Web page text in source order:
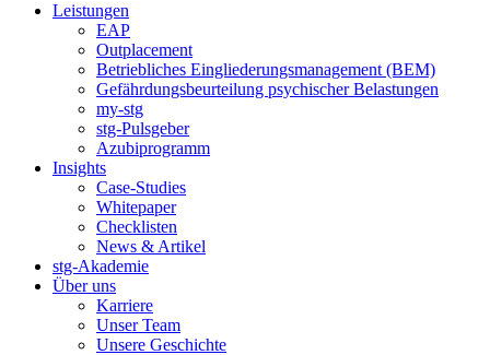
Leistungen
EAP
Outplacement
Betriebliches Eingliederungsmanagement (BEM)
Gefährdungsbeurteilung psychischer Belastungen
my-stg
stg-Pulsgeber
Azubiprogramm
Insights
Case-Studies
Whitepaper
Checklisten
News & Artikel
stg-Akademie
Über uns
Karriere
Unser Team
Unsere Geschichte